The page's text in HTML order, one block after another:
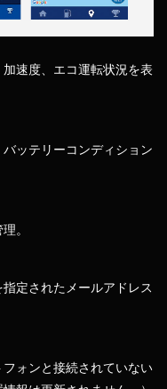
速度、エコ運転状況を表
ッテリーコンディション
。
定されたメールアドレス
ォンと接続されていない